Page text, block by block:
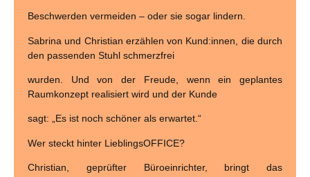
Beschwerden vermeiden – oder sie sogar lindern.
Sabrina und Christian erzählen von Kund:innen, die durch
den passenden Stuhl schmerzfrei
wurden. Und von der Freude, wenn ein geplantes
Raumkonzept realisiert wird und der Kunde
sagt: „Es ist noch schöner als erwartet.“
Wer steckt hinter LieblingsOFFICE?
Christian, geprüfter Büroeinrichter, bringt das